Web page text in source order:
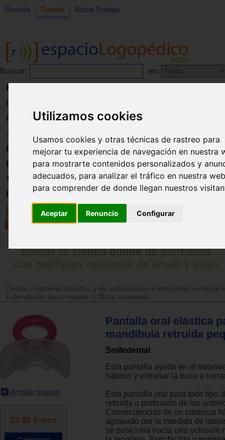
Utilizamos cookies
Usamos cookies y otras técnicas de rastreo para
mejorar tu experiencia de navegación en nuestra
para mostrarte contenidos personalizados y
adecuados, para analizar el tráfico en nuestra
para comprender de donde llegan nuestros
Aceptar Renuncio Configurar
Revista Tienda Bolsa Trabajo
Buscar: en:
Revista
Libros
Material
Juguetes
Formación
Directorio
Trabajo
Registro
Tienda > Material didáctico y de estimulación > Motricidad orofacial
Estimulación buco-maxilar > Otros materiales
Ampliar imagen
33.80 Euros
Pantalla oral elástica
mandíbula retruida
Smiledental
Esta pantalla ayuda en el
hábitos y entrenar la boca a
Esta pantalla oral para todo tipo
retruida o protrusión de los
Consecuencias de un continuo
agravado por la mordida de
se posiciona hacia una oclusión